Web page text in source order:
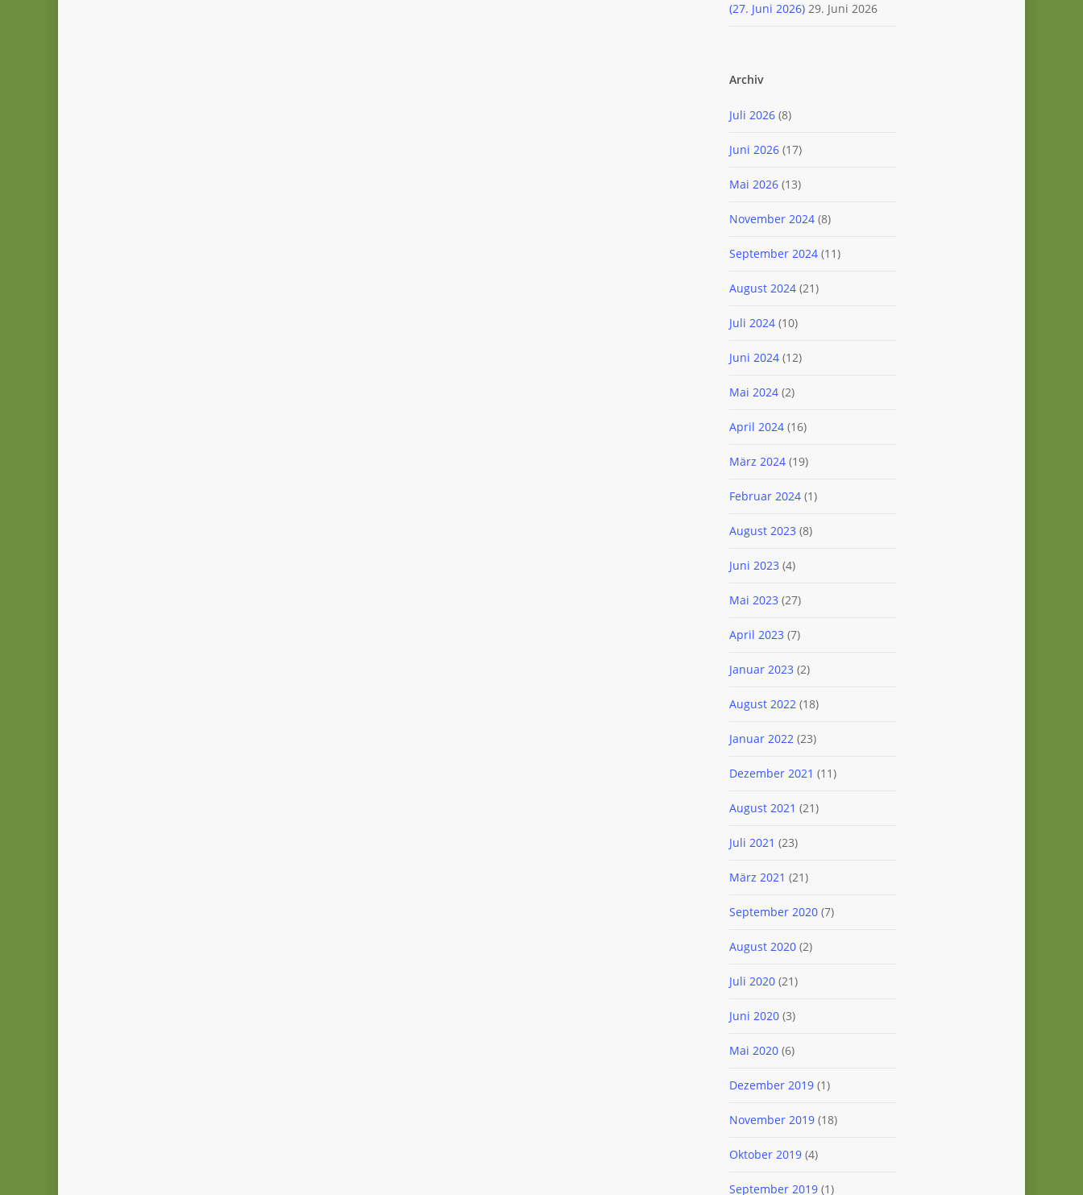
(27. Juni 2026) 29. Juni 2026
Archiv
Juli 2026 (8)
Juni 2026 (17)
Mai 2026 (13)
November 2024 (8)
September 2024 (11)
August 2024 (21)
Juli 2024 (10)
Juni 2024 (12)
Mai 2024 (2)
April 2024 (16)
März 2024 (19)
Februar 2024 (1)
August 2023 (8)
Juni 2023 (4)
Mai 2023 (27)
April 2023 (7)
Januar 2023 (2)
August 2022 (18)
Januar 2022 (23)
Dezember 2021 (11)
August 2021 (21)
Juli 2021 (23)
März 2021 (21)
September 2020 (7)
August 2020 (2)
Juli 2020 (21)
Juni 2020 (3)
Mai 2020 (6)
Dezember 2019 (1)
November 2019 (18)
Oktober 2019 (4)
September 2019 (1)